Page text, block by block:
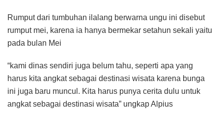
Rumput dari tumbuhan ilalang berwarna ungu ini disebut
rumput mei, karena ia hanya bermekar setahun sekali yaitu
pada bulan Mei
“kami dinas sendiri juga belum tahu, seperti apa yang
harus kita angkat sebagai destinasi wisata karena bunga
ini juga baru muncul. Kita harus punya cerita dulu untuk
angkat sebagai destinasi wisata” ungkap Alpius